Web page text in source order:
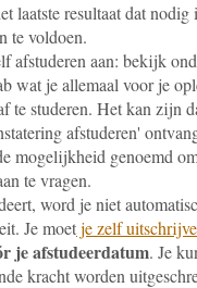
laatste resultaat dat nodig
te voldoen.
afstuderen aan: bekijk
wat je allemaal voor je
te studeren. Het kan zijn
afstuderen'
mogelijkheid genoemd
te vragen.
word je niet
Je moetje zelf
je afstudeerdatum. Je
kracht worden